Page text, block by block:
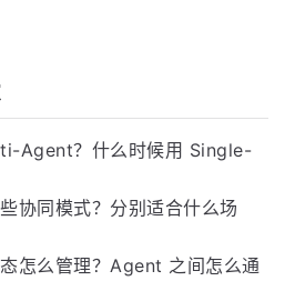
Agent？什么时候用 Single-
协同模式？分别适合什么场
怎么管理？Agent 之间怎么通